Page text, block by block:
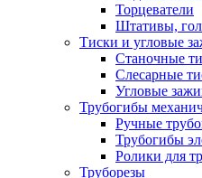
Торцеватели
Штативы,
Тиски и угловые
Станочные
Слесарные
Угловые
Трубогибы
Ручные
Трубогибы
Ролики для
Труборезы